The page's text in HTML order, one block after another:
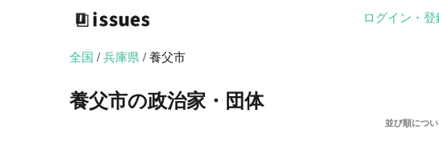
ログイン・登
全国 /兵庫県 / 養父市
養父市の政治家・団体
並び順につ